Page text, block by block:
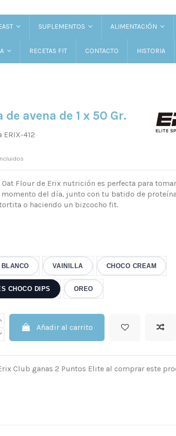
SUPLEMENTOS ALIMENTACIÓN
RECETAS FIT CONTACTO HISTORIA
de avena de 1 x 50 Gr.
ERIX-412
Oat Flour de Erix nutrición es perfecta para
del día, junto con tu batido de
o haciendo un bizcocho fit.
VAINILLA CHOCO CREAM
CHOCO DIPS OREO
Añadir al carrito
Club ganas 2 Puntos Elite al comprar este